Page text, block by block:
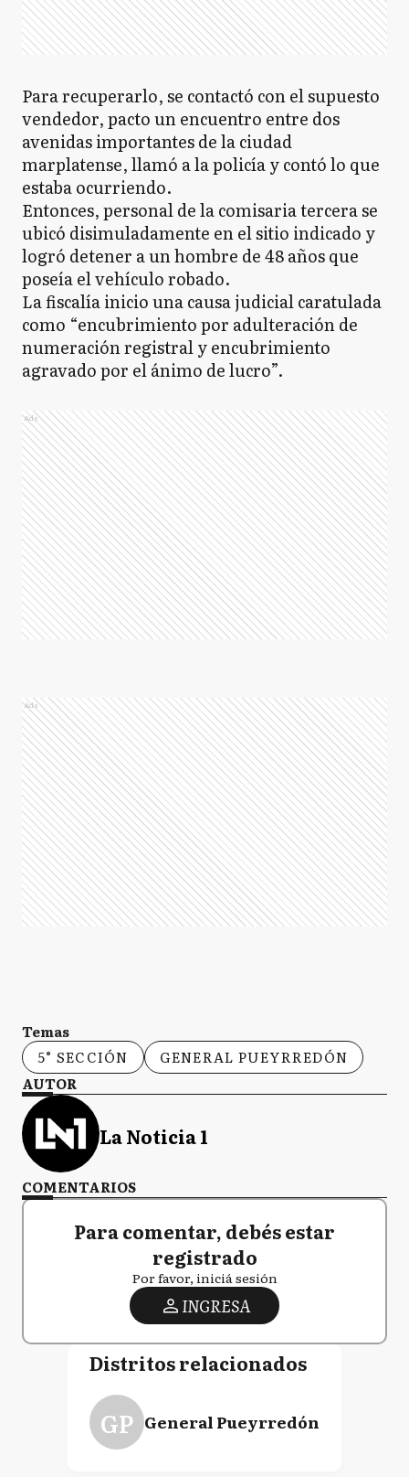
Para recuperarlo, se contactó con el supuesto
vendedor, pacto un encuentro entre dos
avenidas importantes de la ciudad
marplatense, llamó a la policía y contó lo que
estaba ocurriendo.
Entonces, personal de la comisaria tercera se
ubicó disimuladamente en el sitio indicado y
logró detener a un hombre de 48 años que
poseía el vehículo robado.
La fiscalía inicio una causa judicial caratulada
como “encubrimiento por adulteración de
numeración registral y encubrimiento
agravado por el ánimo de lucro”.
Ads
Ads
Temas
5° SECCIÓN
GENERAL PUEYRREDÓN
AUTOR
La Noticia 1
COMENTARIOS
Para comentar, debés estar
registrado
Por favor, iniciá sesión
INGRESA
Distritos relacionados
GP General Pueyrredón